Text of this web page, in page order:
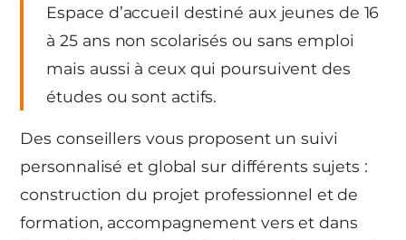
Espace d’accueil destiné aux jeunes de 16
à 25 ans non scolarisés ou sans emploi
mais aussi à ceux qui poursuivent des
études ou sont actifs.
Des conseillers vous proposent un suivi
personnalisé et global sur différents sujets :
construction du projet professionnel et de
formation, accompagnement vers et dans